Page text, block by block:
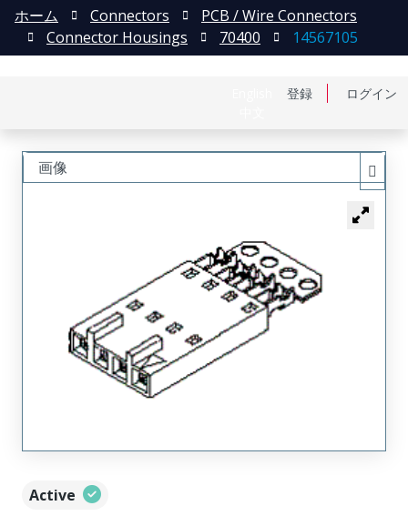
登録 ログイン
ホーム Connectors
PCB / Wire Connectors
Connector Housings
70400 14567105
Active
画像